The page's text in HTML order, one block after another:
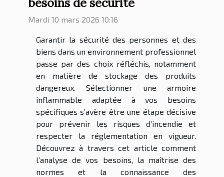
Mardi 10 mars 2026 10:16
Garantir la sécurité des personnes et des
biens dans un environnement professionnel
passe par des choix réfléchis, notamment
en matière de stockage des produits
dangereux. Sélectionner une armoire
inflammable adaptée à vos besoins
spécifiques s’avère être une étape décisive
pour prévenir les risques d’incendie et
respecter la réglementation en vigueur.
Découvrez à travers cet article comment
l’analyse de vos besoins, la maîtrise des
normes et la connaissance des